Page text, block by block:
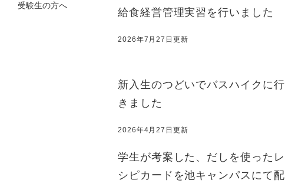
受験生の方へ
給食経営管理実習を行いました
2026年7月27日更新
新入生のつどいでバスハイクに行
きました
2026年4月27日更新
学生が考案した、だしを使ったレ
シピカードを池キャンパスにて配